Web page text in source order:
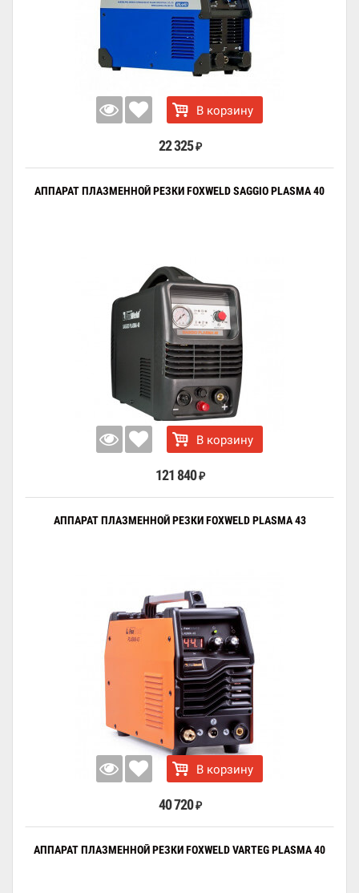
В корзину
22 325 ₽
АППАРАТ ПЛАЗМЕННОЙ РЕЗКИ FOXWELD SAGGIO PLASMA 40
В корзину
121 840 ₽
АППАРАТ ПЛАЗМЕННОЙ РЕЗКИ FOXWELD PLASMA 43
В корзину
40 720 ₽
АППАРАТ ПЛАЗМЕННОЙ РЕЗКИ FOXWELD VARTEG PLASMA 40